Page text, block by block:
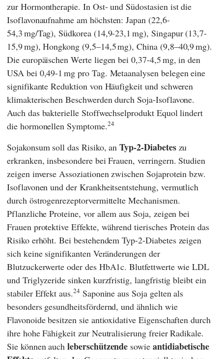
zur Hormontherapie. In Ost- und Südostasien ist die
Isoflavonaufnahme am höchsten: Japan (22,6-
54,3 mg/Tag), Südkorea (14,9-23,1 mg), Singapur (13,7-
15,9 mg), Hongkong (9,5–14,5 mg), China (9,8–40,9 mg).
Die europäischen Werte liegen bei 0,37-4,5 mg, in den
USA bei 0,49-1 mg pro Tag. Metaanalysen belegen eine
signifikante Reduktion von Häufigkeit und schweren
klimakterischen Beschwerden durch Soja-Isoflavone.
Auch das bakterielle Stoffwechselprodukt Equol lindert
die hormonellen Symptome.24
Sojakonsum soll das Risiko, anTyp-2-Diabeteszu
erkranken, insbesondere bei Frauen, verringern. Studien
zeigen inverse Assoziationen zwischen Sojaprotein bzw.
Isoflavonen und der Krankheitsentstehung, vermutlich
durch östrogenrezeptorvermittelte Mechanismen.
Pflanzliche Proteine, vor allem aus Soja, zeigen bei
Frauen protektive Effekte, während tierisches Protein das
Risiko erhöht. Bei bestehendem Typ-2-Diabetes zeigen
sich keine signifikanten Veränderungen der
Blutzuckerwerte oder des HbA1c. Blutfettwerte wie LDL
und Triglyzeride sinken kurzfristig, langfristig bleibt ein
stabiler Effekt aus.24 Saponine aus Soja gelten als
besonders gesundheitsfördernd, und ähnlich wie
Flavonoide besitzen sie antioxidative Eigenschaften durch
ihre hohe Fähigkeit zur Neutralisierung freier Radikale.
Sie können auchleberschützende sowie antidiabetische